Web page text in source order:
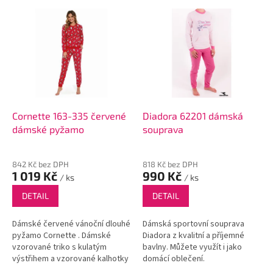
Cornette 163-335 červené
dámské pyžamo
842 Kč bez DPH
1 019 Kč / ks
DETAIL
Dámské červené vánoční dlouhé
pyžamo Cornette . Dámské
vzorované triko s kulatým
výstřihem a vzorované kalhotky
Diadora 62201 dámská
souprava
818 Kč bez DPH
990 Kč / ks
DETAIL
Dámská sportovní souprava
Diadora z kvalitní a příjemné
bavlny. Můžete využít i jako
domácí oblečení.